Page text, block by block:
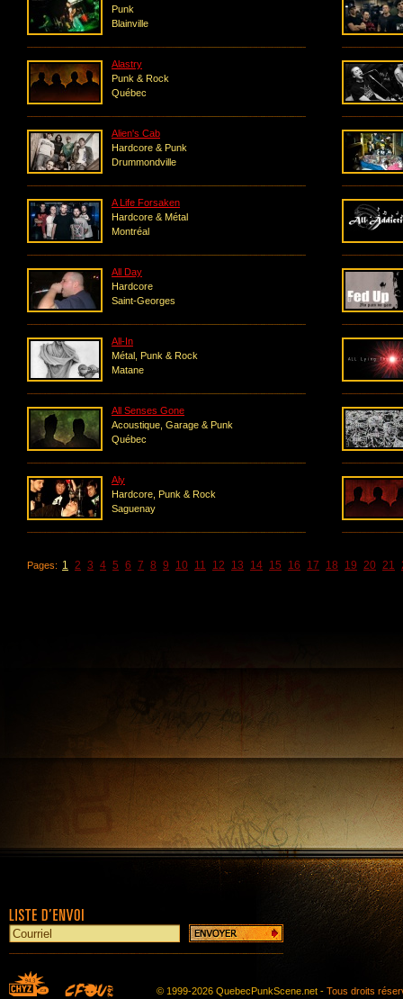
Punk
Blainville
Alastry
Punk & Rock
Québec
Alien's Cab
Hardcore & Punk
Drummondville
A Life Forsaken
Hardcore & Métal
Montréal
All Day
Hardcore
Saint-Georges
All-In
Métal, Punk & Rock
Matane
All Senses Gone
Acoustique, Garage & Punk
Québec
Aly
Hardcore, Punk & Rock
Saguenay
Pages: 1 2 3 4 5 6 7 8 9 10 11 12 13 14 15 16 17 18 19 20 21
© 1999-2026 QuebecPunkScene.net - Tous droits